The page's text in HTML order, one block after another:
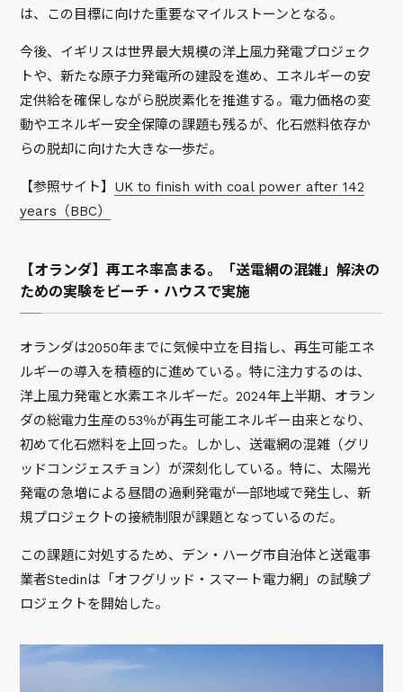
は、この目標に向けた重要なマイルストーンとなる。
今後、イギリスは世界最大規模の洋上風力発電プロジェク
トや、新たな原子力発電所の建設を進め、エネルギーの安
定供給を確保しながら脱炭素化を推進する。電力価格の変
動やエネルギー安全保障の課題も残るが、化石燃料依存か
らの脱却に向けた大きな一歩だ。
【参照サイト】 UK to finish with coal power after 142
years（BBC）
【オランダ】再エネ率高まる。「送電網の混雑」解決の
ための実験をビーチ・ハウスで実施
オランダは2050年までに気候中立を目指し、再生可能エネ
ルギーの導入を積極的に進めている。特に注力するのは、
洋上風力発電と水素エネルギーだ。2024年上半期、オラン
ダの総電力生産の53％が再生可能エネルギー由来となり、
初めて化石燃料を上回った。しかし、送電網の混雑（グリ
ッドコンジェスチョン）が深刻化している。特に、太陽光
発電の急増による昼間の過剰発電が一部地域で発生し、新
規プロジェクトの接続制限が課題となっているのだ。
この課題に対処するため、デン・ハーグ市自治体と送電事
業者Stedinは「オフグリッド・スマート電力網」の試験プ
ロジェクトを開始した。